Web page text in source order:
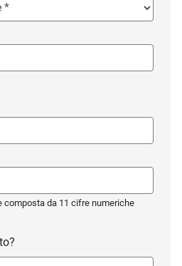
composta da 11 cifre numeriche